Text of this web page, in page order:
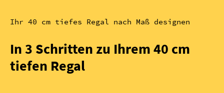
Ihr 40 cm tiefes Regal nach Maß designen
In 3 Schritten zu Ihrem 40 cm
tiefen Regal